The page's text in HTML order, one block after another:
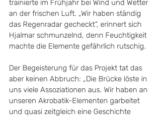
trainierte im Frühjahr bei Wind und Wetter
an der frischen Luft. „Wir haben ständig
das Regenradar gecheckt“, erinnert sich
Hjalmar schmunzelnd, denn Feuchtigkeit
machte die Elemente gefährlich rutschig.
Der Begeisterung für das Projekt tat das
aber keinen Abbruch: „Die Brücke löste in
uns viele Assoziationen aus. Wir haben an
unseren Akrobatik-Elementen garbeitet
und quasi zeitgleich eine Geschichte